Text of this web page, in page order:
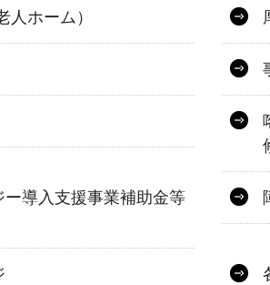
ホーム）
導入支援事業補助金等